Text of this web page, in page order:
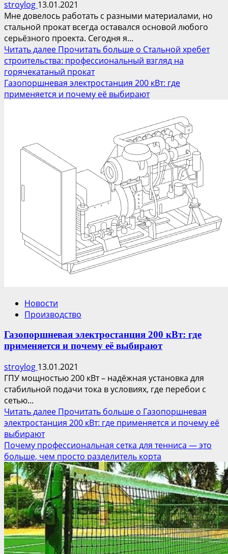
stroylog 13.01.2021
Мне довелось работать с разными материалами, но
стальной прокат всегда оставался основой любого
серьёзного проекта. Сегодня я...
Читать далее Прочитать больше о Стальной хребет
строительства: профессиональный взгляд на
горячекатаный прокат
Газопоршневая электростанция 200 кВт: где
применяется и почему её выбирают
Новости
Производство
Газопоршневая электростанция 200 кВт: где
применяется и почему её выбирают
stroylog 13.01.2021
ГПУ мощностью 200 кВт – надёжная установка для
стабильной подачи тока в условиях, где перебои с
сетью...
Читать далее Прочитать больше о Газопоршневая
электростанция 200 кВт: где применяется и почему её
выбирают
Почему профессиональная сетка для тенниса — это
больше, чем просто разделитель корта